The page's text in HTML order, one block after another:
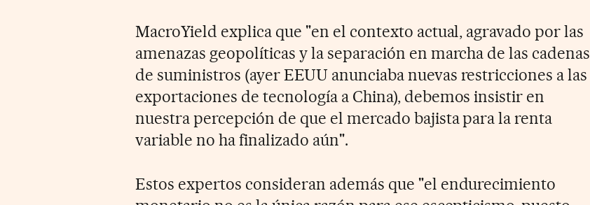
MacroYield explica que "en el contexto actual, agravado por las
amenazas geopolíticas y la separación en marcha de las cadenas
de suministros (ayer EEUU anunciaba nuevas restricciones a las
exportaciones de tecnología a China), debemos insistir en
nuestra percepción de que el mercado bajista para la renta
variable no ha finalizado aún".
Estos expertos consideran además que "el endurecimiento